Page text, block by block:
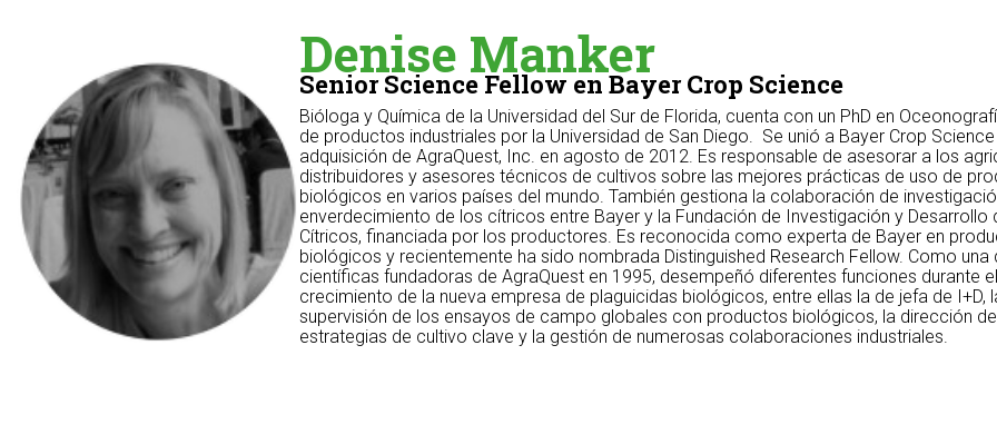
Denise Manker
Senior Science Fellow en Bayer Crop Science
Bióloga y Química de la Universidad del Sur de Florida, cuenta con un PhD en
de productos industriales por la Universidad de San Diego. Se unió a Bayer Crop
adquisición de AgraQuest, Inc. en agosto de 2012. Es responsable de asesorar a los
distribuidores y asesores técnicos de cultivos sobre las mejores prácticas de uso de
biológicos en varios países del mundo. También gestiona la colaboración de
enverdecimiento de los cítricos entre Bayer y la Fundación de Investigación y Desarrollo
Cítricos, financiada por los productores. Es reconocida como experta de Bayer en
biológicos y recientemente ha sido nombrada Distinguished Research Fellow. Como una
científicas fundadoras de AgraQuest en 1995, desempeñó diferentes funciones durante el
crecimiento de la nueva empresa de plaguicidas biológicos, entre ellas la de jefa de I+D,
supervisión de los ensayos de campo globales con productos biológicos, la dirección
estrategias de cultivo clave y la gestión de numerosas colaboraciones industriales.